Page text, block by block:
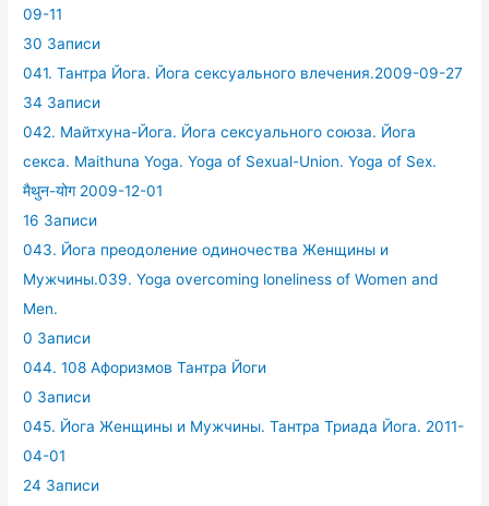
09-11
30 Записи
041. Тантра Йога. Йога сексуального влечения.2009-09-27
34 Записи
042. Майтхуна-Йога. Йога сексуального союза. Йога
секса. Maithuna Yoga. Yoga of Sexual-Union. Yoga of Sex.
मैथुन-योग 2009-12-01
16 Записи
043. Йога преодоление одиночества Женщины и
Мужчины.039. Yoga overcoming loneliness of Women and
Men.
0 Записи
044. 108 Афоризмов Тантра Йоги
0 Записи
045. Йога Женщины и Мужчины. Тантра Триада Йога. 2011-
04-01
24 Записи